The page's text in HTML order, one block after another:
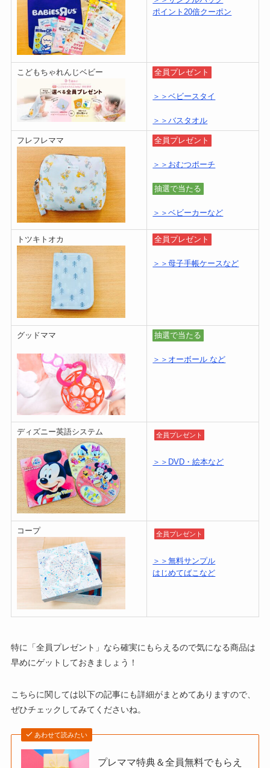
ポイント20倍クーポン
こどもちゃれんじベビー 全員プレゼント
＞＞ベビースタイ
＞＞バスタオル
フレフレママ 全員プレゼント
＞＞おむつポーチ
抽選で当たる
＞＞ベビーカーなど
トツキトオカ 全員プレゼント
＞＞母子手帳ケースなど
グッドママ 抽選で当たる
＞＞オーボール など
ディズニー英語システム 全員プレゼント
＞＞DVD・絵本など
コープ 全員プレゼント
＞＞無料サンプル
はじめてばこなど
特に「全員プレゼント」なら確実にもらえるので気になる商品は
早めにゲットしておきましょう！
こちらに関しては以下の記事にも詳細がまとめてありますので、
ぜひチェックしてみてくださいね。
あわせて読みたい
プレママ特典＆全員無料でもらえ